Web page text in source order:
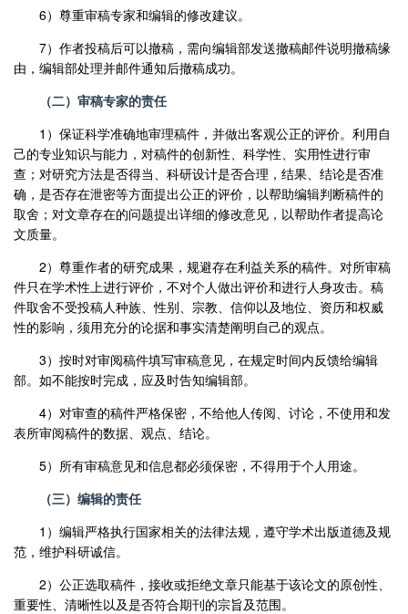
6）尊重审稿专家和编辑的修改建议。
7）作者投稿后可以撤稿，需向编辑部发送撤稿邮件说明撤稿缘
由，编辑部处理并邮件通知后撤稿成功。
（二）审稿专家的责任
1 ）保证科学准确地审理稿件，并做出客观公正的评价。利用自
己的专业知识与能力，对稿件的创新性、科学性、实用性进行审
查；对研究方法是否得当、科研设计是否合理，结果、结论是否准
确，是否存在泄密等方面提出公正的评价，以帮助编辑判断稿件的
取舍；对文章存在的问题提出详细的修改意见，以帮助作者提高论
文质量。
2）尊重作者的研究成果，规避存在利益关系的稿件。对所审稿
件只在学术性上进行评价，不对个人做出评价和进行人身攻击。稿
件取舍不受投稿人种族、性别、宗教、信仰以及地位、资历和权威
性的影响，须用充分的论据和事实清楚阐明自己的观点。
3）按时对审阅稿件填写审稿意见，在规定时间内反馈给编辑
部。如不能按时完成，应及时告知编辑部。
4）对审查的稿件严格保密，不给他人传阅、讨论，不使用和发
表所审阅稿件的数据、观点、结论。
5）所有审稿意见和信息都必须保密，不得用于个人用途。
（三）编辑的责任
1 ）编辑严格执行国家相关的法律法规，遵守学术出版道德及规
范，维护科研诚信。
2）公正选取稿件，接收或拒绝文章只能基于该论文的原创性、
重要性、清晰性以及是否符合期刊的宗旨及范围。